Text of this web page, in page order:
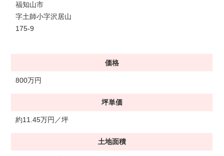
福知山市
字土師小字沢居山
175-9
価格
800万円
坪単価
約11.45万円／坪
土地面積